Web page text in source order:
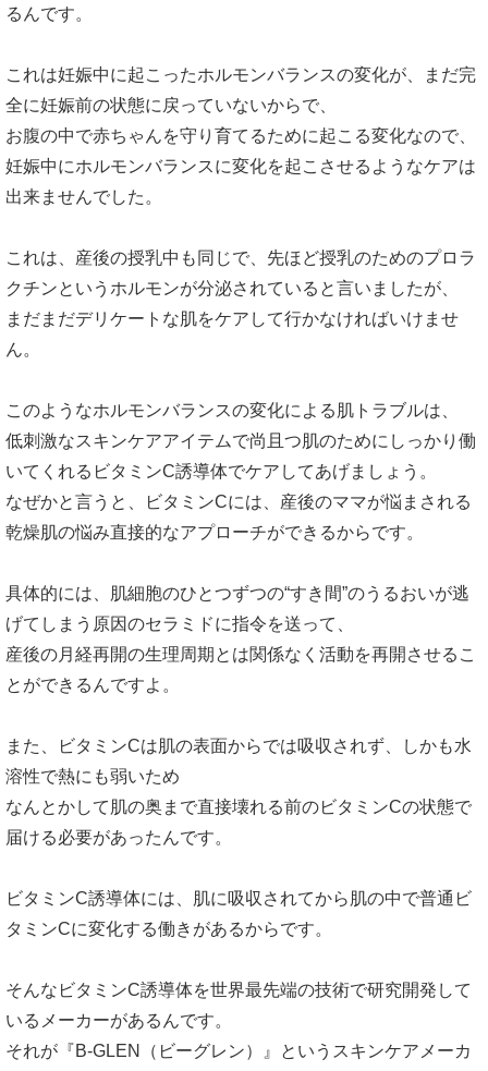
るんです。
これは妊娠中に起こったホルモンバランスの変化が、まだ完
全に妊娠前の状態に戻っていないからで、
お腹の中で赤ちゃんを守り育てるために起こる変化なので、
妊娠中にホルモンバランスに変化を起こさせるようなケアは
出来ませんでした。
これは、産後の授乳中も同じで、先ほど授乳のためのプロラ
クチンというホルモンが分泌されていると言いましたが、
まだまだデリケートな肌をケアして行かなければいけませ
ん。
このようなホルモンバランスの変化による肌トラブルは、
低刺激なスキンケアアイテムで尚且つ肌のためにしっかり働
いてくれるビタミンC誘導体でケアしてあげましょう。
なぜかと言うと、ビタミンCには、産後のママが悩まされる
乾燥肌の悩み直接的なアプローチができるからです。
具体的には、肌細胞のひとつずつの“すき間”のうるおいが逃
げてしまう原因のセラミドに指令を送って、
産後の月経再開の生理周期とは関係なく活動を再開させるこ
とができるんですよ。
また、ビタミンCは肌の表面からでは吸収されず、しかも水
溶性で熱にも弱いため
なんとかして肌の奥まで直接壊れる前のビタミンCの状態で
届ける必要があったんです。
ビタミンC誘導体には、肌に吸収されてから肌の中で普通ビ
タミンCに変化する働きがあるからです。
そんなビタミンC誘導体を世界最先端の技術で研究開発して
いるメーカーがあるんです。
それが『B-GLEN（ビーグレン）』というスキンケアメーカ